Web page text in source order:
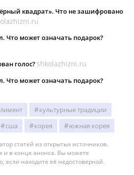
квадрат». Что не зашифровано
Что может означать подарок?
голос? shkolazhizni.ru
Что может означать подарок?
культурные традиции
сша корея южная корея
статей из открытых источников.
и в конце анонса. Вы можете
если находите её недостоверной.